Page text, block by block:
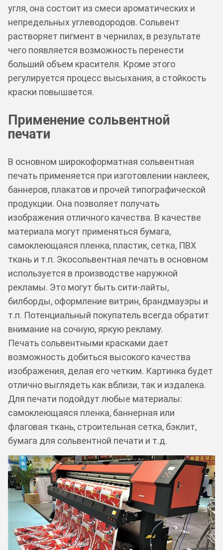
угля, она состоит из смеси ароматических и
непредельных углеводородов. Сольвент
растворяет пигмент в чернилах, в результате
чего появляется возможность перенести
больший объем красителя. Кроме этого
регулируется процесс высыхания, а стойкость
краски повышается.
Применение сольвентной
печати
В основном широкоформатная сольвентная
печать применяется при изготовлении наклеек,
баннеров, плакатов и прочей типографической
продукции. Она позволяет получать
изображения отличного качества. В качестве
материала могут применяться бумага,
самоклеющаяся пленка, пластик, сетка, ПВХ
ткань и т.п. Экосольвентная печать в основном
используется в производстве наружной
рекламы. Это могут быть сити-лайты,
билборды, оформление витрин, брандмауэры и
т.п. Потенциальный покупатель всегда обратит
внимание на сочную, яркую рекламу.
Печать сольвентными красками дает
возможность добиться высокого качества
изображения, делая его четким. Картинка будет
отлично выглядеть как вблизи, так и издалека.
Для печати подойдут любые материалы:
самоклеющаяся пленка, баннерная или
флаговая ткань, строительная сетка, бэклит,
бумага для сольвентной печати и т.д.